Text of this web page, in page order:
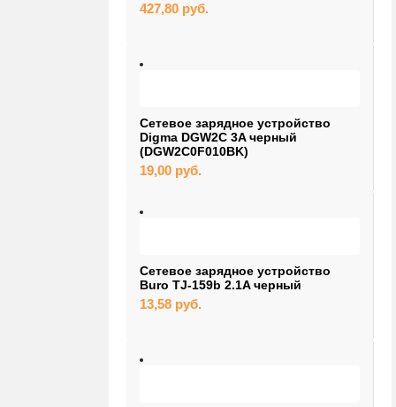
427,80 руб.
Сетевое зарядное устройство
Digma DGW2C 3A черный
(DGW2C0F010BK)
19,00 руб.
Сетевое зарядное устройство
Buro TJ-159b 2.1A черный
13,58 руб.